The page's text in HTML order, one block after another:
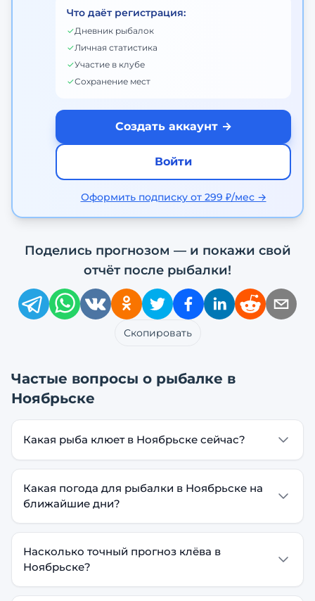
Что даёт регистрация:
✓Дневник рыбалок
✓Личная статистика
✓Участие в клубе
✓Сохранение мест
Создать аккаунт →
Войти
Оформить подписку от 299 ₽/мес →
Поделись прогнозом — и покажи свой
отчёт после рыбалки!
Скопировать
Частые вопросы о рыбалке в
Ноябрьске
Какая рыба клюет в Ноябрьске сейчас?
Какая погода для рыбалки в Ноябрьске на
ближайшие дни?
Насколько точный прогноз клёва в
Ноябрьске?